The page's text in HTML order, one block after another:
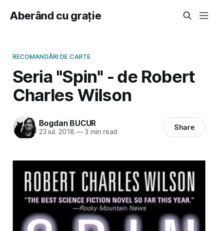
Aberând cu grație
RECOMANDĂRI DE CARTE
Seria "Spin" - de Robert
Charles Wilson
Bogdan BUCUR
23 iul. 2018 —3 min read Share